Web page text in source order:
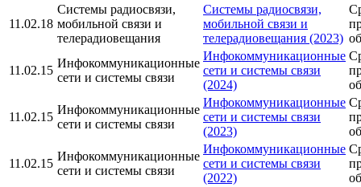
11.02.18
Системы радиосвязи,
мобильной связи и
телерадиовещания
Системы радиосвязи,
мобильной связи и
телерадиовещания (2023)
11.02.15
Инфокоммуникационные
сети и системы связи
Инфокоммуникационные
сети и системы связи
(2024)
11.02.15
Инфокоммуникационные
сети и системы связи
Инфокоммуникационные
сети и системы связи
(2023)
11.02.15
Инфокоммуникационные
сети и системы связи
Инфокоммуникационные
сети и системы связи
(2022)